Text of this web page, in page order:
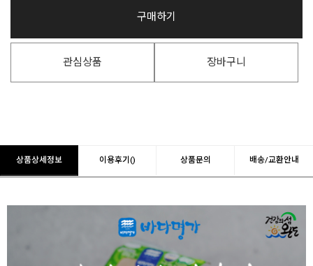
구매하기
관심상품 장바구니
상품상세정보 이용후기() 상품문의 배송/교환안내